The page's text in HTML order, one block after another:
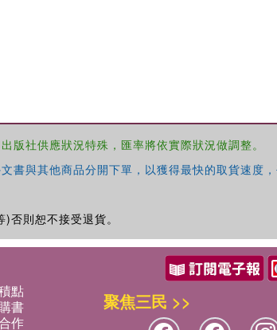
社供應狀況特殊，匯率將依實際狀況做調整。
與其他商品分開下單，以獲得最快的取貨速度，
則恕不接受退貨。
點
書
作
聚焦三民 >>